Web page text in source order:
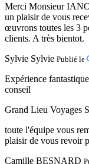
Merci Monsieur
un plaisir de vous
œuvrons toutes les 3
clients. A très bientot.
Sylvie Sylvie Publié le
Expérience
conseil
Grand Lieu Voyages
toute l'équipe vous
plaisir de vous revoir
Camille BESNARD